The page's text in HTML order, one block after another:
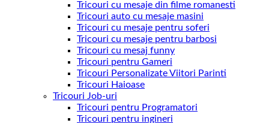
Tricouri cu mesaje din filme romanesti
Tricouri auto cu mesaje masini
Tricouri cu mesaje pentru soferi
Tricouri cu mesaje pentru barbosi
Tricouri cu mesaj funny
Tricouri pentru Gameri
Tricouri Personalizate Viitori Parinti
Tricouri Haioase
Tricouri Job-uri
Tricouri pentru Programatori
Tricouri pentru ingineri